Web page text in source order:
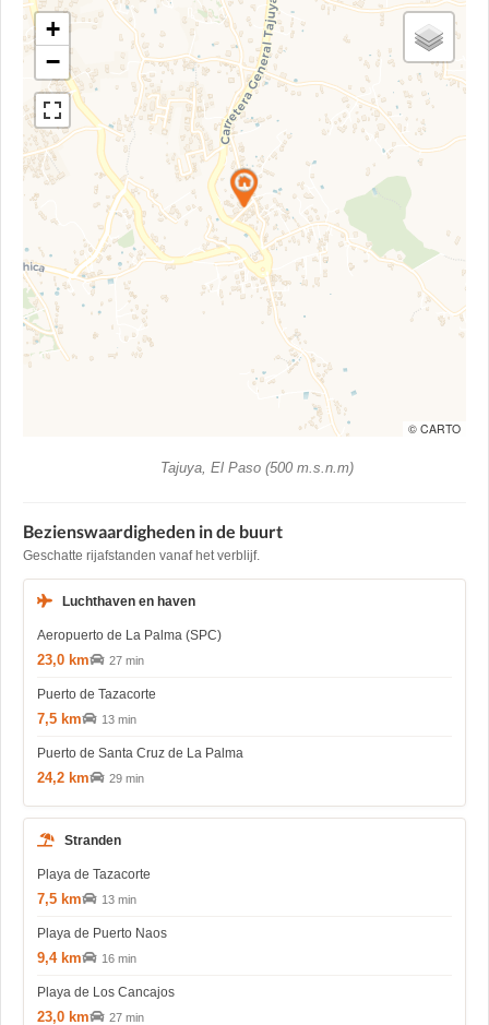
+
−
© CARTO
Tajuya, El Paso (500 m.s.n.m)
Bezienswaardigheden in de buurt
Geschatte rijafstanden vanaf het verblijf.
Luchthaven en haven
Aeropuerto de La Palma (SPC)
23,0 km 27 min
Puerto de Tazacorte
7,5 km 13 min
Puerto de Santa Cruz de La Palma
24,2 km 29 min
Stranden
Playa de Tazacorte
7,5 km 13 min
Playa de Puerto Naos
9,4 km 16 min
Playa de Los Cancajos
23,0 km 27 min